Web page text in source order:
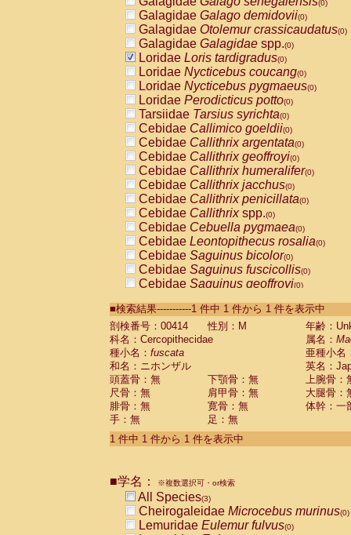
(0)
Galagidae Galago demidovii(0)
Galagidae Otolemur crassicaudatus(0)
Galagidae Galagidae spp.(0)
Loridae Loris tardigradus(0)
Loridae Nycticebus coucang(0)
Loridae Nycticebus pygmaeus(0)
Loridae Perodicticus potto(0)
Tarsiidae Tarsius syrichta(0)
Cebidae Callimico goeldii(0)
Cebidae Callithrix argentata(0)
Cebidae Callithrix geoffroyi(0)
Cebidae Callithrix humeralifer(0)
Cebidae Callithrix jacchus(0)
Cebidae Callithrix penicillata(0)
Cebidae Callithrixspp.(0)
Cebidae Cebuella pygmaea(0)
Cebidae Leontopithecus rosalia(0)
Cebidae Saguinus bicolor(0)
Cebidae Saguinus fuscicollis(0)
Cebidae Saguinus geoffroyi(0)
CebidaeSaguinus labiatus(0)
Cebidae Saguinus leucopus (0)
CebidaeSaguinus midas
Cebidae
CebidaeSaguinus nigricollis (0)
Cebidae Saguinus oedipus
Cebidae Saguinus weddelli
Cebidae Saguinusspp.
Cebidae Aotus trivirgatus
Cebidae Cebus albifrons
CebidaeCebus nigrivittatus
CebidaeCebus
CebidaeSaimiri boliviensis(0)
CebidaeSaimiri sciureus(0)
■検索結果-----------1 件中 1 件から 1 件を表示中
剖検番号：00414
性別：M
年齢：
科名：Cercopithecidae
属名：
種小名： fuscata
亜種小名
和名：ニホンザル
英名：
頭蓋骨：無
下顎骨：無
上腕骨：
尺骨：無
肩甲骨：無
大腿骨：
腓骨：無
寛骨：無
体幹：一
手：無
足：無
1 件中 1 件から 1 件を表示中
■学名： ※複数選択可・or検索
All Species(3)
Cheirogaleidae Microcebus murinus(0)
Lemuridae Eulemur fulvus(0)